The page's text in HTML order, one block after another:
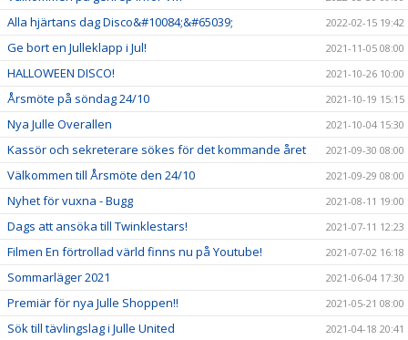
Alla hjärtans dag Disco&#10084;&#65039; 2022-02-15 19:42
Ge bort en Julleklapp i Jul! 2021-11-05 08:00
HALLOWEEN DISCO! 2021-10-26 10:00
Årsmöte på söndag 24/10 2021-10-19 15:15
Nya Julle Overallen 2021-10-04 15:30
Kassör och sekreterare sökes för det kommande året 2021-09-30 08:00
Välkommen till Årsmöte den 24/10 2021-09-29 08:00
Nyhet för vuxna - Bugg 2021-08-11 19:00
Dags att ansöka till Twinklestars! 2021-07-11 12:23
Filmen En förtrollad värld finns nu på Youtube! 2021-07-02 16:18
Sommarläger 2021 2021-06-04 17:30
Premiär för nya Julle Shoppen!! 2021-05-21 08:00
Sök till tävlingslag i Julle United 2021-04-18 20:41